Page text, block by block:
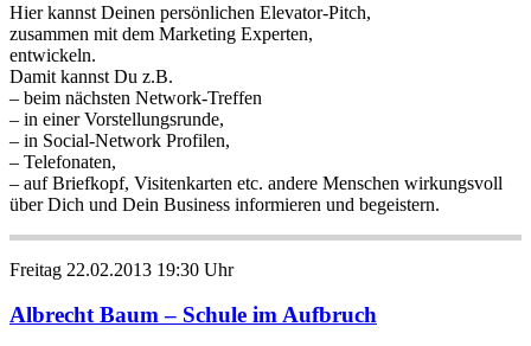
Hier kannst Deinen persönlichen Elevator-Pitch,
zusammen mit dem Marketing Experten,
entwickeln.
Damit kannst Du z.B.
– beim nächsten Network-Treffen
– in einer Vorstellungsrunde,
– in Social-Network Profilen,
– Telefonaten,
– auf Briefkopf, Visitenkarten etc. andere Menschen wirkungsvoll
über Dich und Dein Business informieren und begeistern.
Freitag 22.02.2013 19:30 Uhr
Albrecht Baum – Schule im Aufbruch